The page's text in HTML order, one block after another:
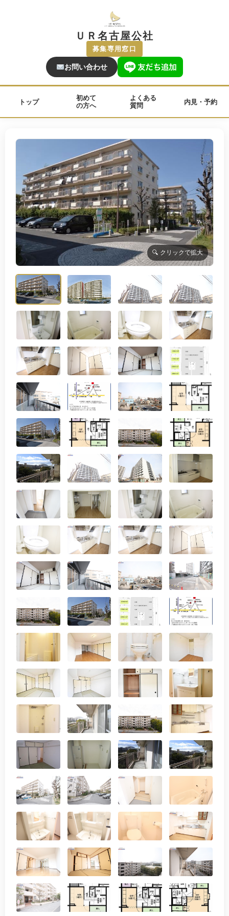
ＵＲ名古屋公社
募集専用窓口
お問い合わせ
トップ
初めて
の方へ
よくある
質問
内見・予約